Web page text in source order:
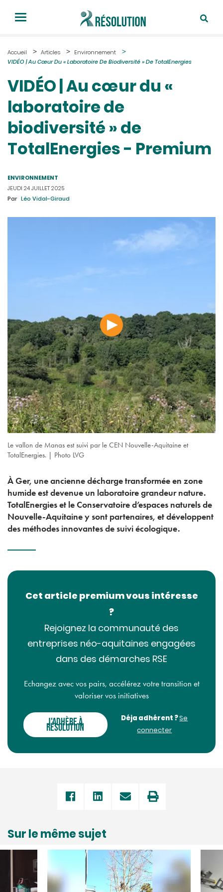
Accueil Articles
Environnement
VIDÉO | Au Cœur Du « Laboratoire De Biodiversité » De TotalEnergies
VIDÉO | Au cœur du «
laboratoire de
biodiversité » de
TotalEnergies - Premium
ENVIRONNEMENT
JEUDI 24 JUILLET 2025
Par Léo Vidal-Giraud
Le vallon de Manas est suivi par le CEN Nouvelle-Aquitaine et
TotalEnergies. | Photo LVG
À Ger, une ancienne décharge transformée en zone
humide est devenue un laboratoire grandeur nature.
TotalEnergies et le Conservatoire d’espaces naturels de
Nouvelle-Aquitaine y sont partenaires, et développent
des méthodes innovantes de suivi écologique.
Cet article premium vous intéresse
?
Rejoignez la communauté des
entreprises néo-aquitaines engagées
dans des démarches RSE
Echangez avec vos pairs, accélérez votre transition et
valoriser vos initiatives
J'ADHÈRE À
RÉSOLUTION
Déja adhérent ?Se
connecter
Sur le même sujet